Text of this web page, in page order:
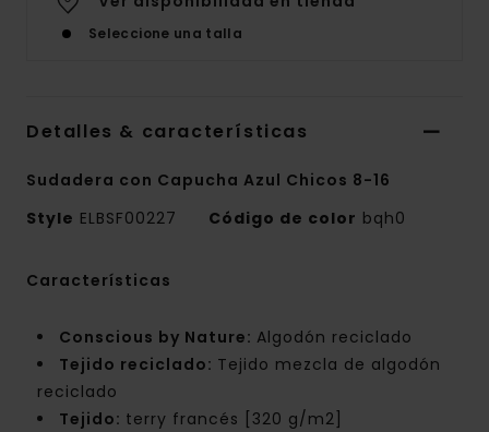
Seleccione una talla
Detalles & características
Sudadera con Capucha Azul Chicos 8-16
Style ELBSF00227 Código de color bqh0
Características
Conscious by Nature: Algodón reciclado
Tejido reciclado: Tejido mezcla de algodón
reciclado
Tejido: terry francés [320 g/m2]